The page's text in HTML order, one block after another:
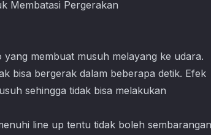
yang membuat musuh melayang ke udara.
bisa bergerak dalam beberapa detik. Efek
sehingga tidak bisa melakukan
line up tentu tidak boleh